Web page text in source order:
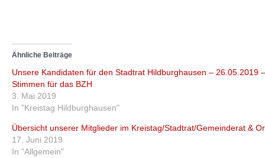
Ähnliche Beiträge
Unsere Kandidaten für den Stadtrat Hildburghausen – 26.05.2019
Stimmen für das BZH
3. Mai 2019
In "Kreistag Hildburghausen"
Übersicht unserer Mitglieder im Kreistag/Stadtrat/Gemeinderat &
17. Juni 2019
In "Allgemein"